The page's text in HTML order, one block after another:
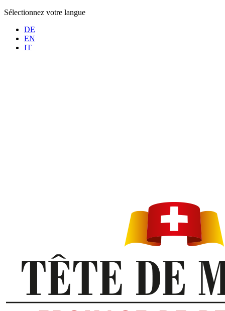
Sélectionnez votre langue
DE
EN
IT